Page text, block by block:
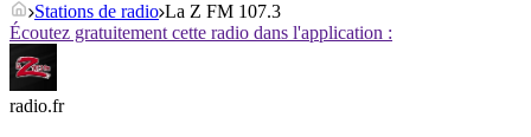
Stations de radio La Z FM 107.3
Écoutez gratuitement cette radio dans l'application :
radio.fr